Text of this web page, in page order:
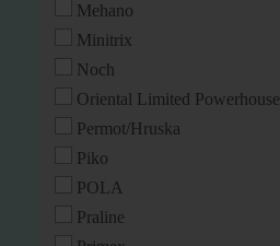
Mehano
Minitrix
Noch
Oriental Limited Powerhouse
Permot/Hruska
Piko
POLA
Praline